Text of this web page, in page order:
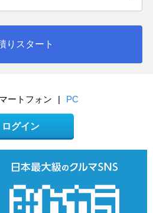
りスタート
ートフォン | PC
ログイン